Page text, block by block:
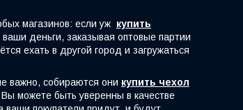
магазинов: если уж купить
деньги, заказывая оптовые партии
ехать в другой город и загружаться
важно, собираются они купить чехол
можете быть уверенны в качестве